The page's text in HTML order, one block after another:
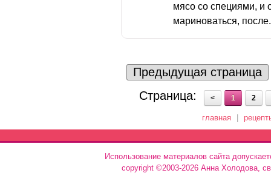
мясо со специями, и
мариноваться,
Предыдущая страница
Страница:
< 1 2
главная
Использование материалов сайта
copyright ©2003-2026 Анна Холодова,